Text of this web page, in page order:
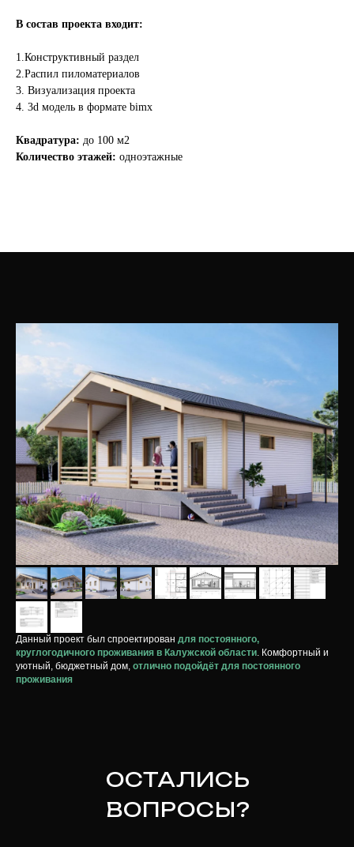
В состав проекта входит:
1.Конструктивный раздел
2.Распил пиломатериалов
3. Визуализация проекта
4. 3d модель в формате bimx
Квадратура: до 100 м2
Количество этажей: одноэтажные
Данный проект был спроектирован для постоянного,
круглогодичного проживания в Калужской области. Комфортный и
уютный, бюджетный дом, отлично подойдёт для постоянного
проживания
ОСТАЛИСЬ
ВОПРОСЫ?